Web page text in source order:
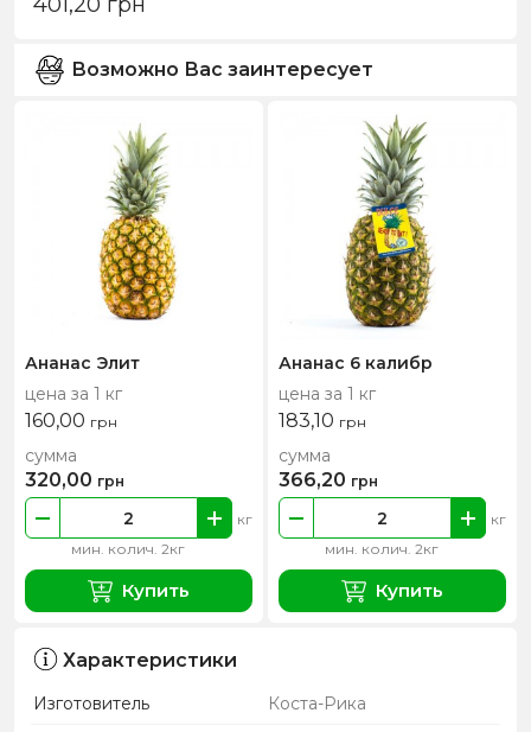
Возможно Вас заинтересует
Ананас Элит
цена за 1 кг
160,00 грн
мин. колич. 2кг
кг
сумма
320,00 грн
Купить
Ананас 6 калибр
цена за 1 кг
183,10 грн
мин. колич. 2кг
кг
сумма
366,20 грн
Купить
Характеристики
Изготовитель
Коста-Рика